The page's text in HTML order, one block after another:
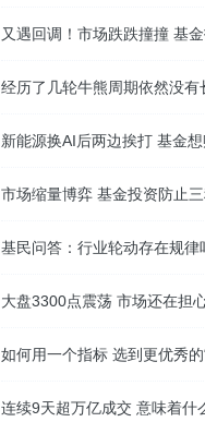
又遇回调！市场跌跌撞撞 基
经历了几轮牛熊周期依然没有
新能源换AI后两边挨打 基金
市场缩量博弈 基金投资防止
基民问答：行业轮动存在规
大盘3300点震荡 市场还在担
如何用一个指标 选到更优秀的
连续9天超万亿成交 意味着什